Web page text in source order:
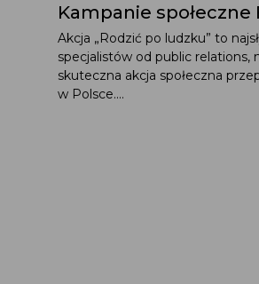
Kampanie
Akcja „Rodzić po ludzku” to
specjalistów od public relations,
skuteczna akcja społeczna
w Polsce....